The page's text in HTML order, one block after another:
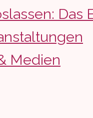
Das
Medien